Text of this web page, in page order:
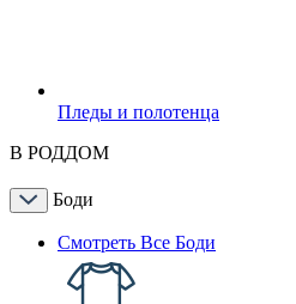
Пледы и полотенца
В РОДДОМ
Боди
Смотреть Все Боди